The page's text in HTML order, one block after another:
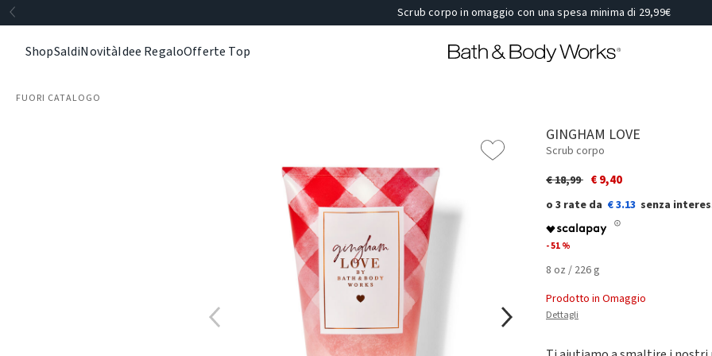
Scrub corpo in omaggio con una spesa minima di 29,99€
ShopSaldiNovitàIdee RegaloOfferte Top
FUORI CATALOGO
GINGHAM LOVE
Scrub corpo
Price reduced from
€ 18,99to€ 9,40
€ 3.13
- 51 %
8 oz / 226 g
Prodotto in Omaggio
Dettagli